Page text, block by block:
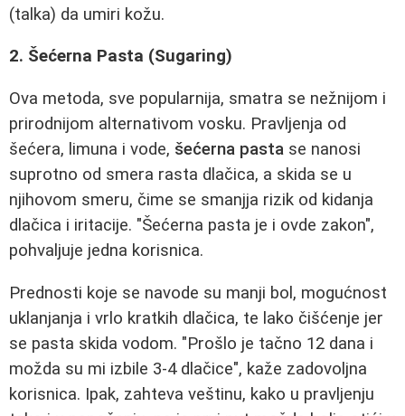
(talka) da umiri kožu.
2. Šećerna Pasta (Sugaring)
Ova metoda, sve popularnija, smatra se nežnijom i
prirodnijom alternativom vosku. Pravljenja od
šećera, limuna i vode, šećerna pasta se nanosi
suprotno od smera rasta dlačica, a skida se u
njihovom smeru, čime se smanjja rizik od kidanja
dlačica i iritacije. "Šećerna pasta je i ovde zakon",
pohvaljuje jedna korisnica.
Prednosti koje se navode su manji bol, mogućnost
uklanjanja i vrlo kratkih dlačica, te lako čišćenje jer
se pasta skida vodom. "Prošlo je tačno 12 dana i
možda su mi izbile 3-4 dlačice", kaže zadovoljna
korisnica. Ipak, zahteva veštinu, kako u pravljenju